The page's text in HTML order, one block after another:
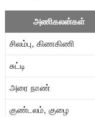
அணிகலன்கள்
சிலம்பு, கிணகிணி
சுட்டி
அரை நாண்
குண்டலம், குழை